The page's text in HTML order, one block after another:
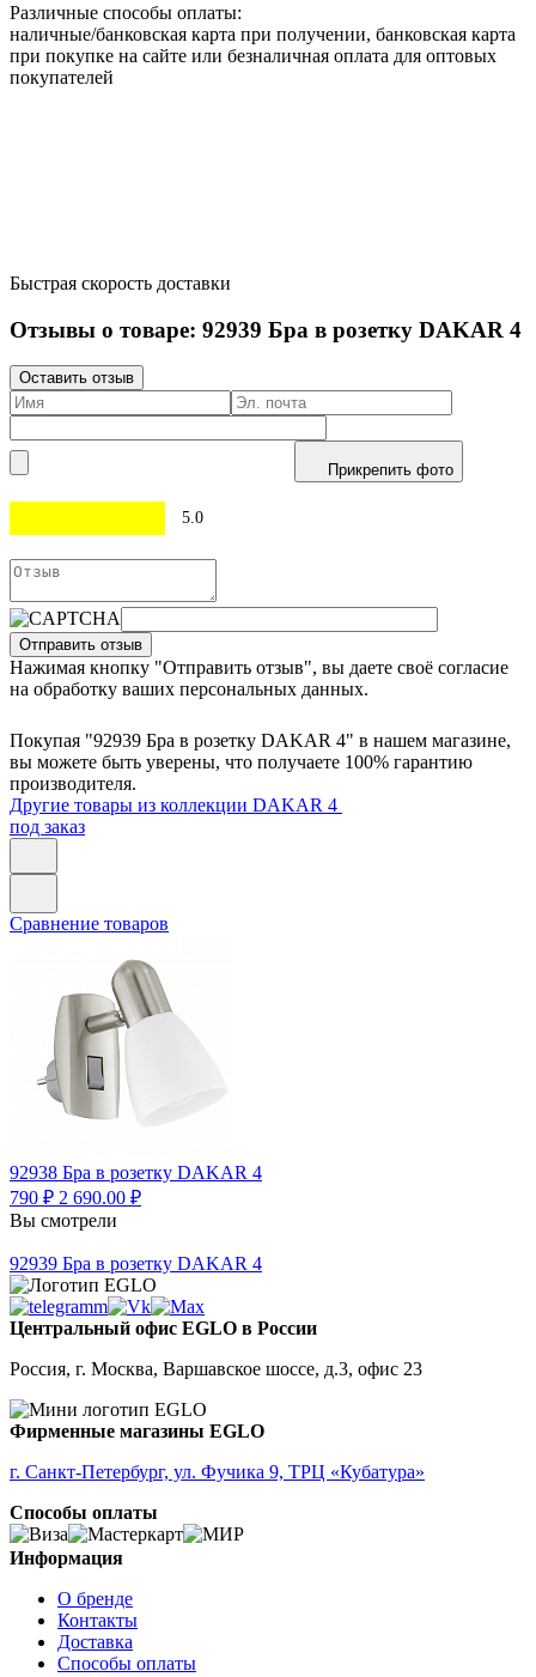
Различные способы оплаты:
наличные/банковская карта при получении, банковская карта
при покупке на сайте или безналичная оплата для оптовых
покупателей
Быстрая скорость доставки
Отзывы о товаре: 92939 Бра в розетку DAKAR 4
Оставить отзыв
Прикрепить фото
5.0
Отправить отзыв
Нажимая кнопку "Отправить отзыв", вы даете своё согласие
на обработку ваших персональных данных.
Покупая "92939 Бра в розетку DAKAR 4" в нашем магазине,
вы можете быть уверены, что получаете 100% гарантию
производителя.
Другие товары из коллекции DAKAR 4
под заказ
Сравнение товаров
92938 Бра в розетку DAKAR 4
790 ₽ 2 690.00 ₽
Вы смотрели
92939 Бра в розетку DAKAR 4
Центральный офис EGLO в России
Россия, г. Москва, Варшавское шоссе, д.3, офис 23
Фирменные магазины EGLO
г. Санкт-Петербург, ул. Фучика 9, ТРЦ «Кубатура»
Способы оплаты
Информация
О бренде
Контакты
Доставка
Способы оплаты